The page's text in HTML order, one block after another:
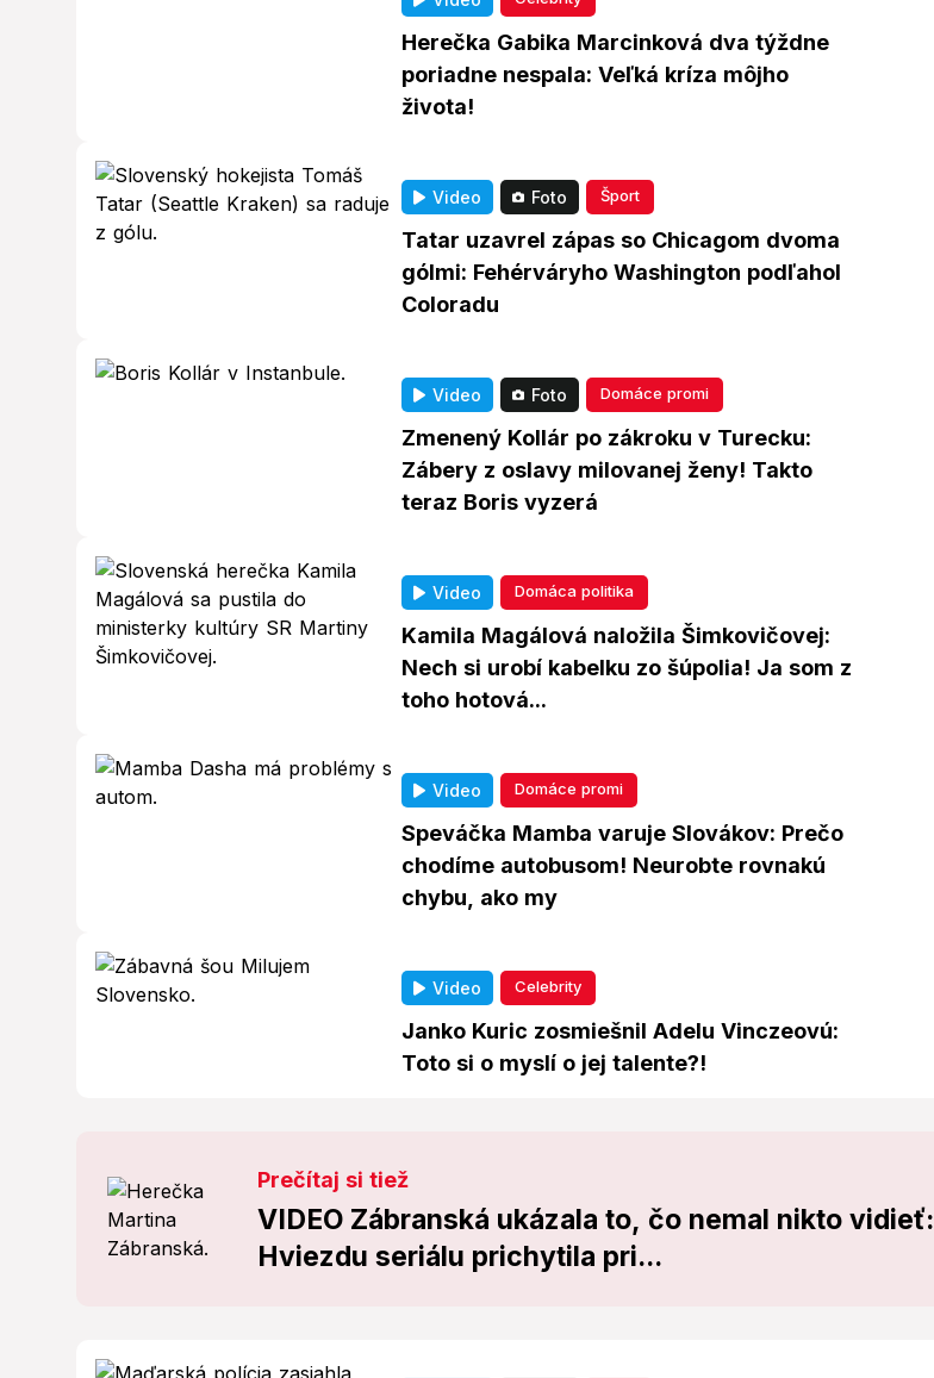
Herečka Gabika Marcinková dva týždne
poriadne nespala: Veľká kríza môjho
života!
Video Foto Šport
Tatar uzavrel zápas so Chicagom dvoma
gólmi: Fehérváryho Washington podľahol
Coloradu
Video Foto Domáce promi
Zmenený Kollár po zákroku v Turecku:
Zábery z oslavy milovanej ženy! Takto
teraz Boris vyzerá
Video Domáca politika
Kamila Magálová naložila Šimkovičovej:
Nech si urobí kabelku zo šúpolia! Ja som z
toho hotová...
Video Domáce promi
Speváčka Mamba varuje Slovákov: Prečo
chodíme autobusom! Neurobte rovnakú
chybu, ako my
Video Celebrity
Janko Kuric zosmiešnil Adelu Vinczeovú:
Toto si o myslí o jej talente?!
Prečítaj si tiež
VIDEO Zábranská ukázala to, čo nemal nikto vidieť:
Hviezdu seriálu prichytila pri...